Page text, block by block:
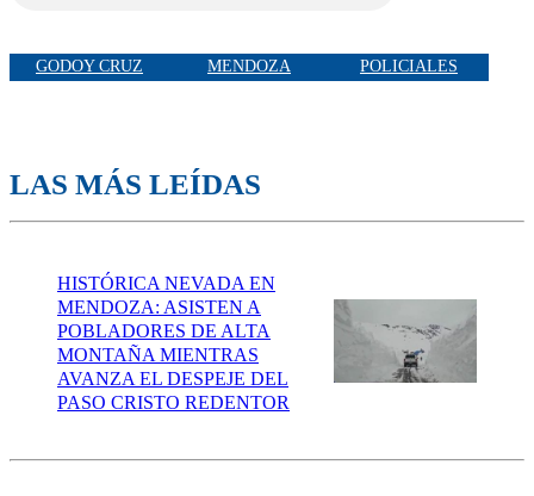
GODOY CRUZ MENDOZA POLICIALES
LAS MÁS LEÍDAS
HISTÓRICA NEVADA EN
MENDOZA: ASISTEN A
POBLADORES DE ALTA
MONTAÑA MIENTRAS
AVANZA EL DESPEJE DEL
PASO CRISTO REDENTOR